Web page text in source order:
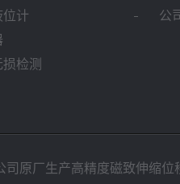
计
检测
公
司原厂生产高精度磁致伸缩位